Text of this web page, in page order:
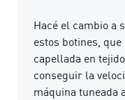
Hacé el cambio a
estos botines,
capellada en
conseguir la
máquina tuneada